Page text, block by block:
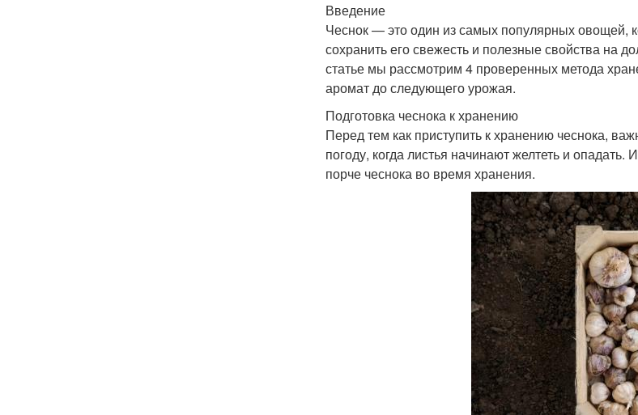
Введение
Чеснок — это один из самых популярных овощей,
сохранить его свежесть и полезные свойства на
статье мы рассмотрим 4 проверенных метода
аромат до следующего урожая.
Подготовка чеснока к хранению
Перед тем как приступить к хранению чеснока,
погоду, когда листья начинают желтеть и
порче чеснока во время хранения.